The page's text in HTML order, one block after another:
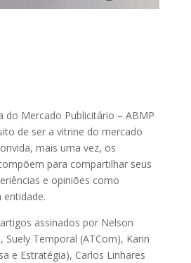
do Mercado Publicitário – ABMP
de ser a vitrine do mercado
mais uma vez, os
para compartilhar seus
e opiniões como
entidade.
assinados por Nelson
Suely Temporal (ATCom), Karin
e Estratégia), Carlos Linhares